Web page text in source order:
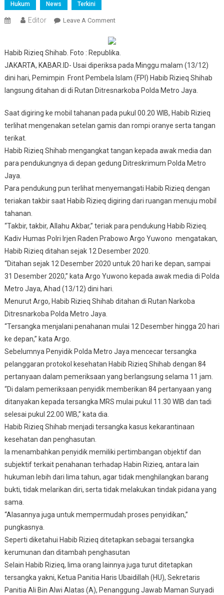
Hukum News Terkini
Editor Leave A CommentOn
Diperiksa
Selama
11
Jam
Di
Metro
Jaya,
Langsung
Habib Rizieq Shihab. Foto : Republika.
JAKARTA, KABAR.ID- Usai diperiksa pada Minggu malam (13/12)
dini hari, Pemimpin Front Pembela Islam (FPI) Habib Rizieq Shihab
langsung ditahan di di Rutan Ditresnarkoba Polda Metro Jaya.
Saat digiring ke mobil tahanan pada pukul 00.20 WIB, Habib Rizieq
terlihat mengenakan setelan gamis dan rompi oranye serta tangan
terikat.
Habib Rizieq Shihab mengangkat tangan kepada awak media dan
para pendukungnya di depan gedung Ditreskrimum Polda Metro
Jaya.
Para pendukung pun terlihat menyemangati Habib Rizieq dengan
teriakan takbir saat Habib Rizieq digiring dari ruangan menuju mobil
tahanan.
“Takbir, takbir, Allahu Akbar,” teriak para pendukung Habib Rizieq.
Kadiv Humas Polri Irjen Raden Prabowo Argo Yuwono mengatakan,
Habib Rizieq ditahan sejak 12 Desember 2020.
“Ditahan sejak 12 Desember 2020 untuk 20 hari ke depan, sampai
31 Desember 2020,” kata Argo Yuwono kepada awak media di Polda
Metro Jaya, Ahad (13/12) dini hari.
Menurut Argo, Habib Rizieq Shihab ditahan di Rutan Narkoba
Ditresnarkoba Polda Metro Jaya.
“Tersangka menjalani penahanan mulai 12 Desember hingga 20 hari
ke depan,” kata Argo.
Sebelumnya Penyidik Polda Metro Jaya mencecar tersangka
pelanggaran protokol kesehatan Habib Rizieq Shihab dengan 84
pertanyaan dalam pemeriksaan yang berlangsung selama 11 jam.
“Di dalam pemeriksaan penyidik memberikan 84 pertanyaan yang
ditanyakan kepada tersangka MRS mulai pukul 11.30 WIB dan tadi
selesai pukul 22.00 WIB,” kata dia.
Habib Rizieq Shihab menjadi tersangka kasus kekarantinaan
kesehatan dan penghasutan.
Ia menambahkan penyidik memiliki pertimbangan objektif dan
subjektif terkait penahanan terhadap Habin Rizieq, antara lain
hukuman lebih dari lima tahun, agar tidak menghilangkan barang
bukti, tidak melarikan diri, serta tidak melakukan tindak pidana yang
sama.
“Alasannya juga untuk mempermudah proses penyidikan,”
pungkasnya.
Seperti diketahui Habib Rizieq ditetapkan sebagai tersangka
kerumunan dan ditambah penghasutan
Selain Habib Rizieq, lima orang lainnya juga turut ditetapkan
tersangka yakni, Ketua Panitia Haris Ubaidillah (HU), Sekretaris
Panitia Ali Bin Alwi Alatas (A), Penanggung Jawab Maman Suryadi